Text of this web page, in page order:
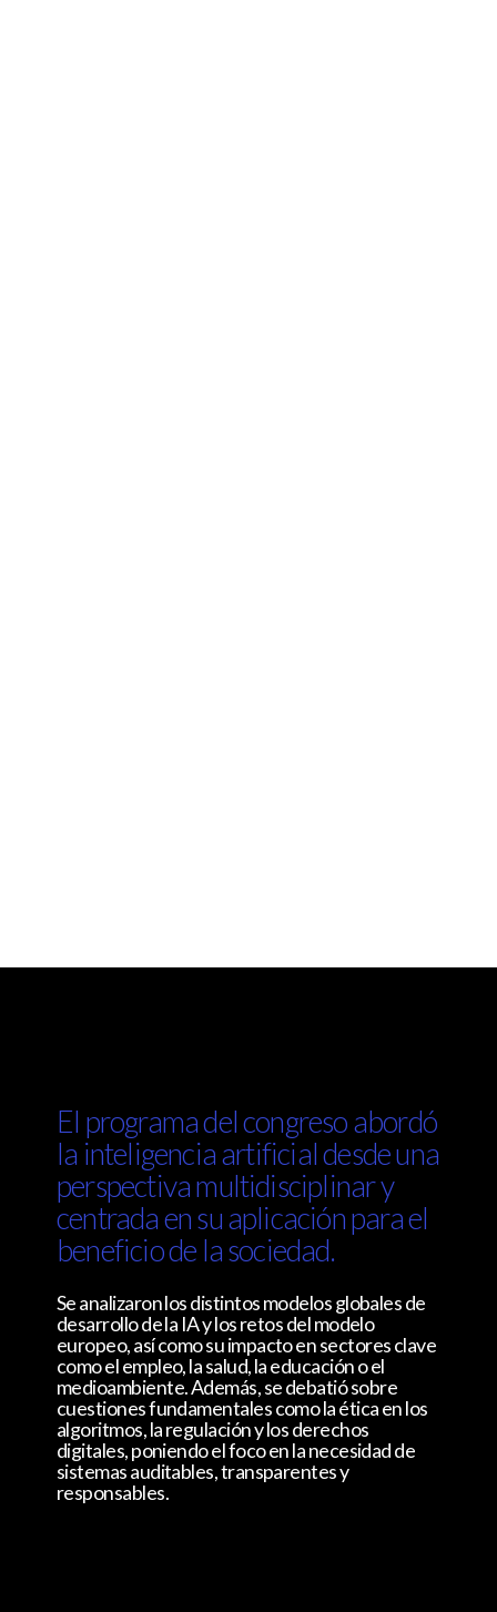
El programa del congreso abordó
la inteligencia artificial desde una
perspectiva multidisciplinar y
centrada en su aplicación para el
beneficio de la sociedad.
Se analizaron los distintos modelos globales de
desarrollo de la IA y los retos del modelo
europeo, así como su impacto en sectores clave
como el empleo, la salud, la educación o el
medioambiente. Además, se debatió sobre
cuestiones fundamentales como la ética en los
algoritmos, la regulación y los derechos
digitales, poniendo el foco en la necesidad de
sistemas auditables, transparentes y
responsables.